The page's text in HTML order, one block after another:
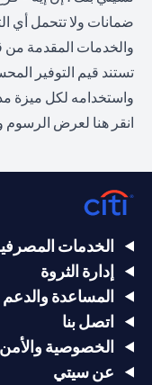
ضمانات ولا تتحمل أي
والخدمات المقدمة من
تستند قيم التوفير
واستخدامه لكل ميزة
انقر هنا لعرض الرسوم
الخدمات
إدارة الثروة
المساعدة والدعم
اتصل بنا
الخصوصية والأمن
عن سيتي